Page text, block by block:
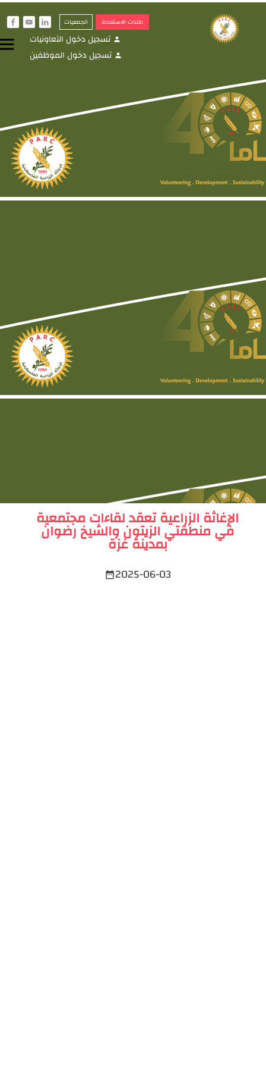
طلبات الاستفادة الجمعيات i
y
f
person تسجيل دخول التعاونيات
person تسجيل دخول الموظفين
الإغاثة الزراعية تعقد لقاءات مجتمعية
في منطقتي الزيتون والشيخ رضوان
بمدينة غزة
2025-06-03
date_range